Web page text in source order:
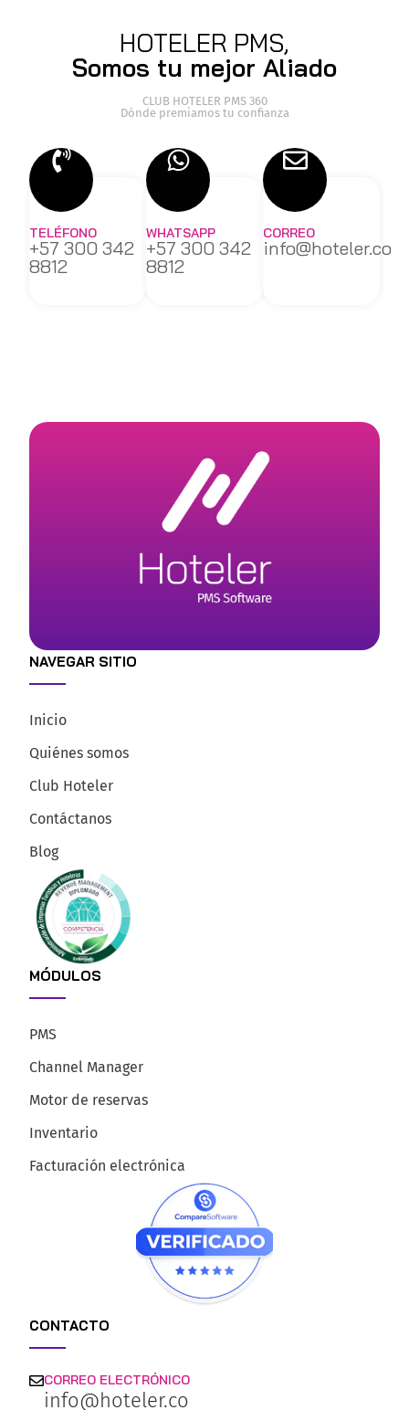
HOTELER PMS,
Somos tu mejor Aliado
CLUB HOTELER PMS 360
Dónde premiamos tu confianza
TELÉFONO
+57 300 342
8812
WHATSAPP
+57 300 342
8812
CORREO
info@hoteler.co
NAVEGAR SITIO
Inicio
Quiénes somos
Club Hoteler
Contáctanos
Blog
MÓDULOS
PMS
Channel Manager
Motor de reservas
Inventario
Facturación electrónica
CONTACTO
CORREO ELECTRÓNICO
info@hoteler.co